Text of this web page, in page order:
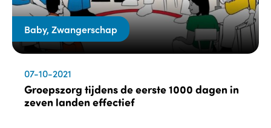
Baby, Zwangerschap
07-10-2021
Groepszorg tijdens de eerste 1000 dagen in
zeven landen effectief